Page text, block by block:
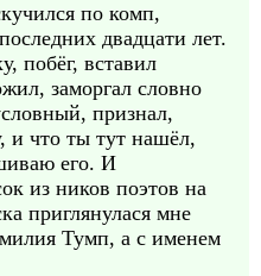
по комп,
двадцати лет.
побёг, вставил
заморгал словно
признал,
и что ты тут нашёл,
его. И
из ников поэтов на
приглянулася мне
Тумп, а с именем